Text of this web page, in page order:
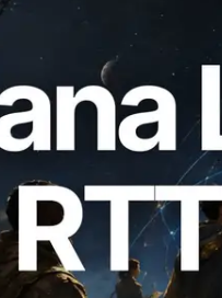
Leader Slot API
API